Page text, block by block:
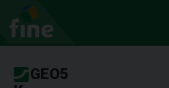
GEO5